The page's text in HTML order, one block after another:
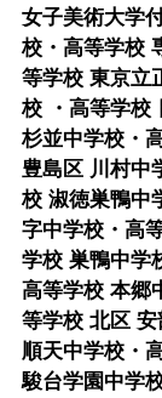
女子美術大学
校・高等学校
等学校 東京立
校 ・高等学校
杉並中学校・
豊島区 川村中
校 淑徳巣鴨中
字中学校・高
学校 巣鴨中学
高等学校 本郷
等学校 北区
順天中学校・
駿台学園中学